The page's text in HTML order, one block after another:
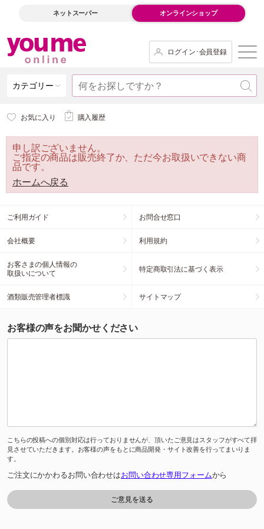
ネットスーパー オンラインショップ
ログイン･会員登録
カテゴリー
お気に入り 購入履歴
申し訳ございません。
ご指定の商品は販売終了か、ただ今お取扱いできない商
品です。
ホームへ戻る
ご利用ガイド お問合せ窓口
会社概要 利用規約
お客さまの個人情報の
取扱いについて
特定商取引法に基づく表示
酒類販売管理者標識 サイトマップ
お客様の声をお聞かせください
こちらの投稿への個別対応は行っておりませんが、頂いたご意見はスタッフがすべて拝
見させていただきます。お客様の声をもとに商品開発・サイト改善を行ってまいりま
す。
ご注文にかかわるお問い合わせはお問い合わせ専用フォームから